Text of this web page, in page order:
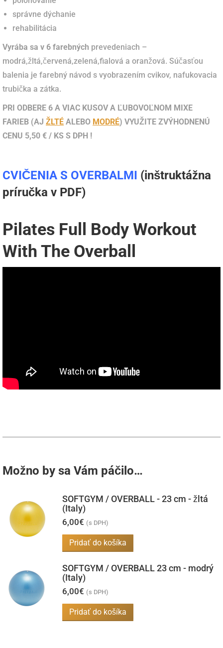
správne dýchanie
rehabilitácia
Vyrába sa v 6 farebných prevedeniach –
modrá,žltá,červená,zelená,fialová a oranžová. Súčasťou
balenia je farebný návod s vyobrazením cvikov, nafukovacia
trubička a zátka.
PRI ODBERE 6 A VIAC KUSOV A ĽUBOVOĽNOM MIXE
FARIEB (AJ ŽLTÉ ALEBO MODRÉ) VYUŽITE ZVÝHODNENÚ
CENU 5,50 € / KS S DPH !
CVIČENIA S OVERBALMI (inštruktážna
príručka v PDF)
Pilates Full Body Workout
With The Overball
Možno by sa Vám páčilo…
SOFTGYM / OVERBALL - 23 cm - žltá
(Italy)
6,00€ (s DPH)
Pridať do košíka
SOFTGYM / OVERBALL 23 cm - modrý
(Italy)
6,00€ (s DPH)
Pridať do košíka